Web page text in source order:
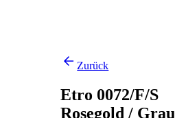
Zurück
Etro 0072/F/S
Rosegold / Grau